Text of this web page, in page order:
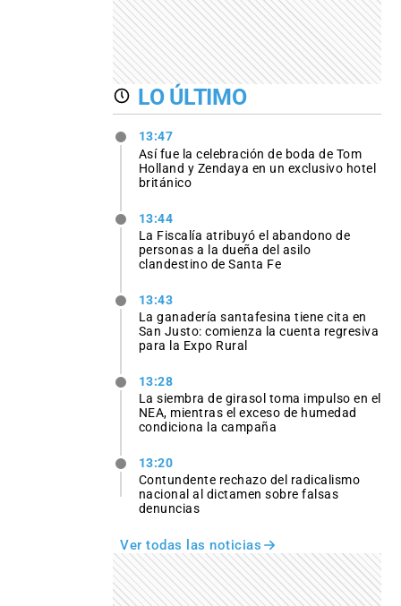
LO ÚLTIMO
13:47
Así fue la celebración de boda de Tom
Holland y Zendaya en un exclusivo hotel
británico
13:44
La Fiscalía atribuyó el abandono de
personas a la dueña del asilo
clandestino de Santa Fe
13:43
La ganadería santafesina tiene cita en
San Justo: comienza la cuenta regresiva
para la Expo Rural
13:28
La siembra de girasol toma impulso en el
NEA, mientras el exceso de humedad
condiciona la campaña
13:20
Contundente rechazo del radicalismo
nacional al dictamen sobre falsas
denuncias
Ver todas las noticias